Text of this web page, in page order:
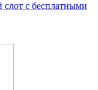
с бесплатными